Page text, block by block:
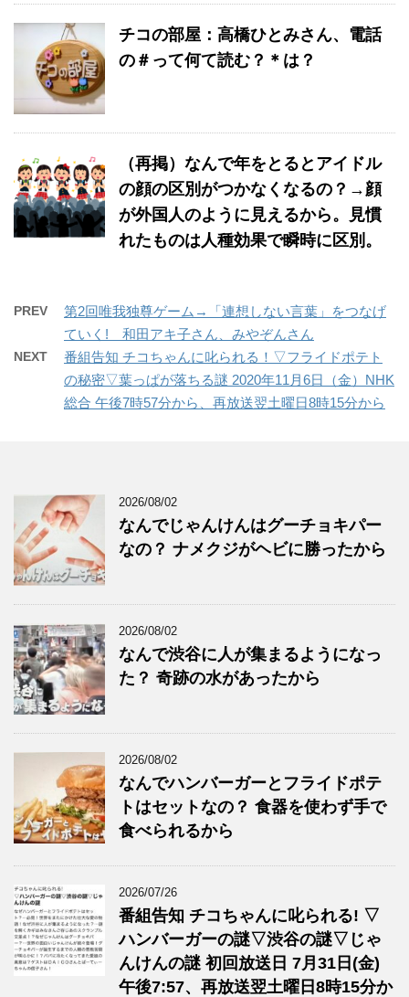
チコの部屋：高橋ひとみさん、電話
の＃って何て読む？＊は？
（再掲）なんで年をとるとアイドル
の顔の区別がつかなくなるの？→顔
が外国人のように見えるから。見慣
れたものは人種効果で瞬時に区別。
PREV
第2回唯我独尊ゲーム→「連想しない言葉」をつなげ
ていく! 和田アキ子さん、みやぞんさん
NEXT
番組告知 チコちゃんに叱られる！▽フライドポテト
の秘密▽葉っぱが落ちる謎 2020年11月6日（金）NHK
総合 午後7時57分から、再放送翌土曜日8時15分から
2026/08/02
なんでじゃんけんはグーチョキパー
なの？ ナメクジがヘビに勝ったから
2026/08/02
なんで渋谷に人が集まるようになっ
た？ 奇跡の水があったから
2026/08/02
なんでハンバーガーとフライドポテ
トはセットなの？ 食器を使わず手で
食べられるから
2026/07/26
番組告知 チコちゃんに叱られる! ▽
ハンバーガーの謎▽渋谷の謎▽じゃ
んけんの謎 初回放送日 7月31日(金)
午後7:57、再放送翌土曜日8時15分か